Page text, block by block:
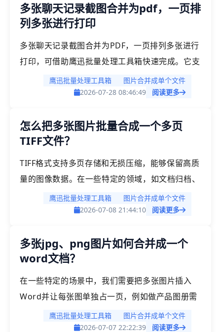
或者一个完整的文档的操作应该怎么来完成呢？我
们今天就来解决这个问题。
多张聊天记录截图合并为pdf，一页排
列多张进行打印
多张聊天记录截图合并为PDF，一页排列多张进行
打印，可借助鹰迅批量处理工具箱快速完成。它支
持将多张微信、QQ、企业微信等聊天截图按顺序
合并到同一个PDF中，并可设置每页排版张数，方
合老师、学生、行政、人事、客服以及需要整理聊
天凭证、沟通记录、售后截图的人群使用，省去逐
鹰迅批量处理工具箱
图片合并成单个文件
2026-07-28 08:46:49
阅读更多
怎么把多张图片批量合成一个多页
TIFF文件？
TIFF格式支持多页存储和无损压缩，能够保留高质
量的图像数据。在一些特定的领域，如文档归档、
传真传输、印刷输出等场景中，需要将多张图片合
并为一个TIFF文件。这时在多个图片需要按顺序合
迅批量处理工具箱」支持将多张JPG/PNG/BMP等
图片批量合并成一个TIFF文件，每张图片作为一
鹰迅批量处理工具箱
图片合并成单个文件
2026-07-08 21:44:10
阅读更多
多张jpg、png图片如何合并成一个
word文档？
在一些特定的场景中，我们需要把多张图片插入
Word并让每张图单独占一页，例如做产品图册需
要每张产品图单独一页、整理作品集要求每幅作品
独立展示、标书里的资质证书需要每页一张等等，
鹰迅批量处理工具箱
图片合并成单个文件
2026-07-07 22:22:39
阅读更多